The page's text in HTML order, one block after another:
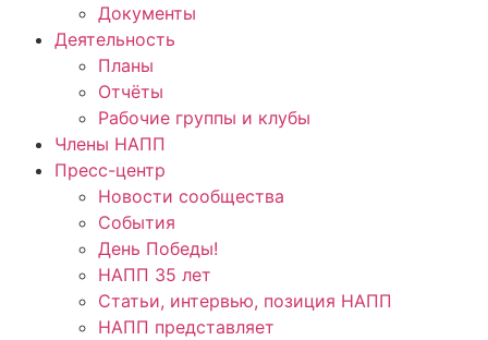
Документы
Деятельность
Планы
Отчёты
Рабочие группы и клубы
Члены НАПП
Пресс-центр
Новости сообщества
События
День Победы!
НАПП 35 лет
Статьи, интервью, позиция НАПП
НАПП представляет